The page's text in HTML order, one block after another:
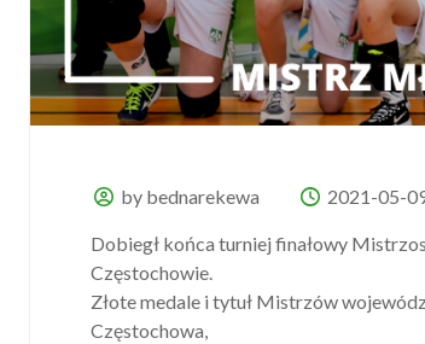
by bednarekewa 2021-05-
Dobiegł końca turniej finałowy
Częstochowie.
Złote medale i tytuł Mistrzów
Częstochowa,